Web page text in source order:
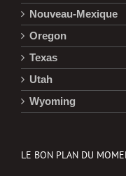
Nouveau-Mexique
Oregon
Texas
Utah
Wyoming
LE BON PLAN DU